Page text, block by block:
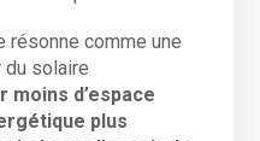
résonne comme une
du solaire
moins d’espace
plus